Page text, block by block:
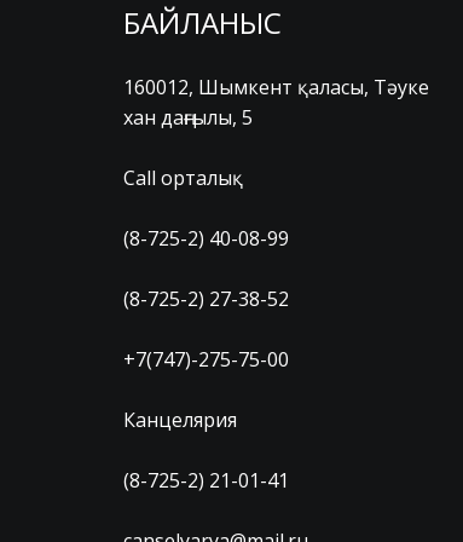
БАЙЛАНЫС
160012, Шымкент қаласы, Тәуке
хан даңғылы, 5
Call орталық
(8-725-2) 40-08-99
(8-725-2) 27-38-52
+7(747)-275-75-00
Канцелярия
(8-725-2) 21-01-41